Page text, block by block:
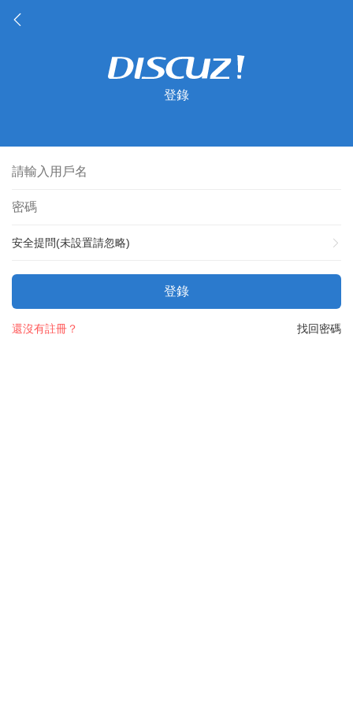
登錄
安全提問(未設置請忽略)
登錄
找回密碼
還沒有註冊？